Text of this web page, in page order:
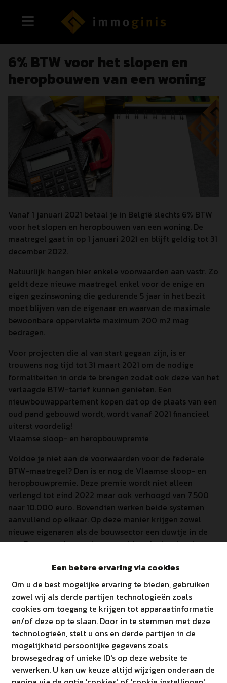
Een betere ervaring via cookies
Om u de best mogelijke ervaring te bieden, gebruiken
zowel wij als derde partijen technologieën zoals
cookies om toegang te krijgen tot apparaatinformatie
en/of deze op te slaan. Door in te stemmen met deze
technologieën, stelt u ons en derde partijen in de
mogelijkheid persoonlijke gegevens zoals
browsegedrag of unieke ID's op deze website te
verwerken. U kan uw keuze altijd wijzigen onderaan de
6% BTW voor het slopen en
heropbouwen van een woning
Vanaf 1 januari 2021 betaal je in België slechts 6% BTW
voor het slopen en heropbouwen van een woning. De
maatregel gaat in op 1 januari 2021 en blijft geldig tot 31
december 2022.
Natuurlijk hangen hier enkele voorwaarden aan vastr. Zo
geldt deze nieuwe maatregel enkel voor de enige en
eigen gezinswoning die gedurende 5 jaar in het bezit
moet blijven van de eigenaar en waarvan de maximale
bewoonbare oppervlakte maximum 200 m2 mag
bedragen.
Voor projecten die al van start gegaan zijn, is er
trouwens nog tijd tot 31 maart 2021 om de nodige
formaliteiten in orde te brengen zodat ook deze van het
verlaagde BTW-tarief kunnen genieten. Een
nieuwbouwappartement kopen dat op de plaats van een
oud pand gebouwd wordt, wordt vanaf 2021 financieel
uiterst voordelig!
Vlaamse sloop- en heropbouwpremie
Voldoe je niet aan de voorwaarden voor de federale
BTW-maatregel? Dan is er nog de Vlaamse sloop- en
heropbouwpremie. Deze premie wordt niet alleen
verlengd tot eind 2022 maar ook verhoogd van 7.500
naar 10.000 euro. Bovendien werken beide systemen
aanvullend op elkaar. Op deze manier krijgen zowel
nieuwe eigenaren als de bouwsector een duwtje in de
rug. Daarnaast is er ook een positieve invloed op het
zal vernieuwd worden tot energiezuinige
nieuwbouwwoningen.
Wil je weten welke van onze projecten hiervoor in
aanmerking komen? Bel ons dan vrijblijvend!